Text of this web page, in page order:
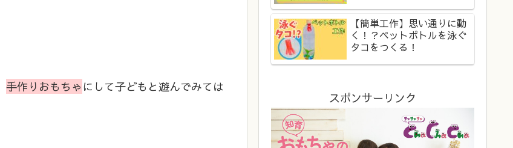
手作りおもちゃ にして子どもと遊んでみては
【簡単工作】思い通りに動
く！？ペットボトルを泳ぐ
タコをつくる！
スポンサーリンク